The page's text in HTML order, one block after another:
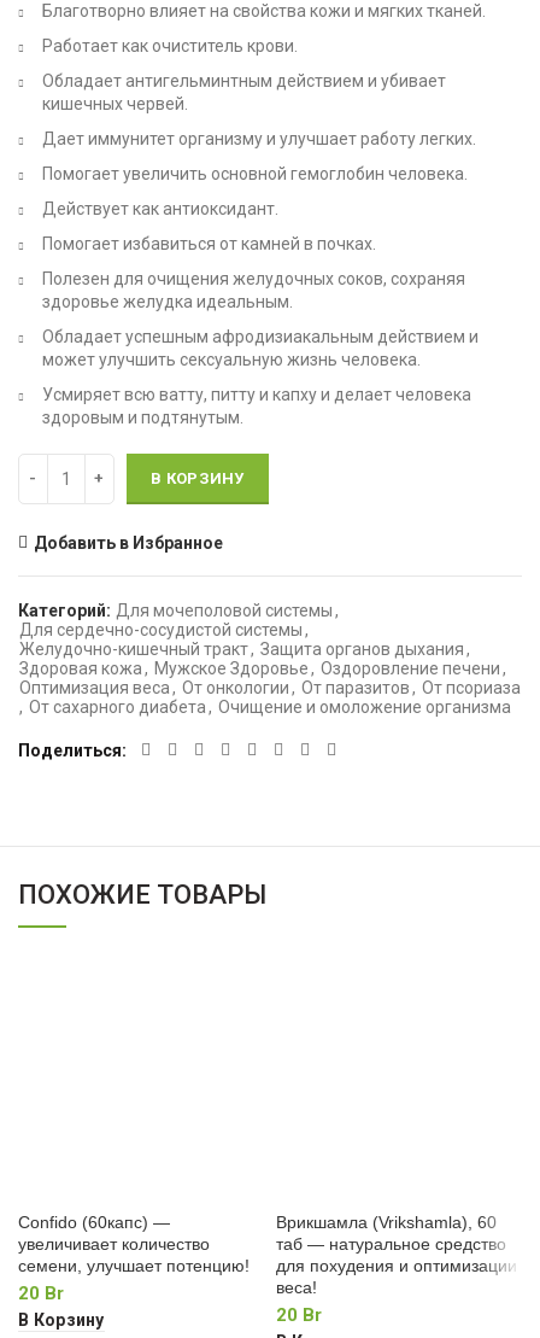
Благотворно влияет на свойства кожи и мягких тканей.
Работает как очиститель крови.
Обладает антигельминтным действием и убивает
кишечных червей.
Дает иммунитет организму и улучшает работу легких.
Помогает увеличить основной гемоглобин человека.
Действует как антиоксидант.
Помогает избавиться от камней в почках.
Полезен для очищения желудочных соков, сохраняя
здоровье желудка идеальным.
Обладает успешным афродизиакальным действием и
может улучшить сексуальную жизнь человека.
Усмиряет всю ватту, питту и капху и делает человека
здоровым и подтянутым.
В КОРЗИНУ
Добавить в Избранное
Категорий: Для мочеполовой системы,
Для сердечно-сосудистой системы,
Желудочно-кишечный тракт, Защита органов дыхания,
Здоровая кожа, Мужское Здоровье, Оздоровление печени,
Оптимизация веса, От онкологии, От паразитов, От псориаза
, От сахарного диабета, Очищение и омоложение организма
Поделиться
ПОХОЖИЕ ТОВАРЫ
Confido (60капс) —
увеличивает количество
семени, улучшает потенцию!
20 Br
В Корзину
Врикшамла (Vrikshamla), 60
таб — натуральное средство
для похудения и оптимизации
веса!
20 Br